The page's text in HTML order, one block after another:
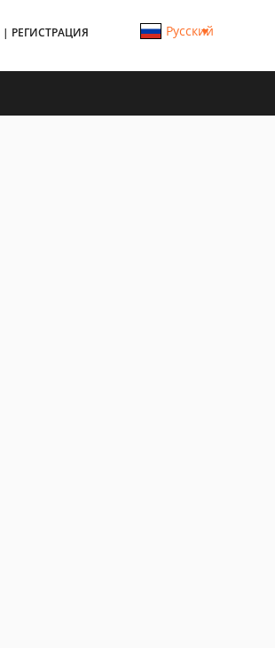
| РЕГИСТРАЦИЯ Русский